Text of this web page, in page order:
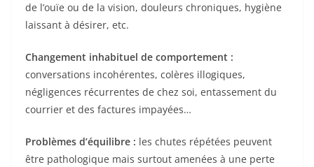
de l’ouïe ou de la vision, douleurs chroniques, hygiène
laissant à désirer, etc.
Changement inhabituel de comportement :
conversations incohérentes, colères illogiques,
négligences récurrentes de chez soi, entassement du
courrier et des factures impayées…
Problèmes d’équilibre : les chutes répétées peuvent
être pathologique mais surtout amenées à une perte